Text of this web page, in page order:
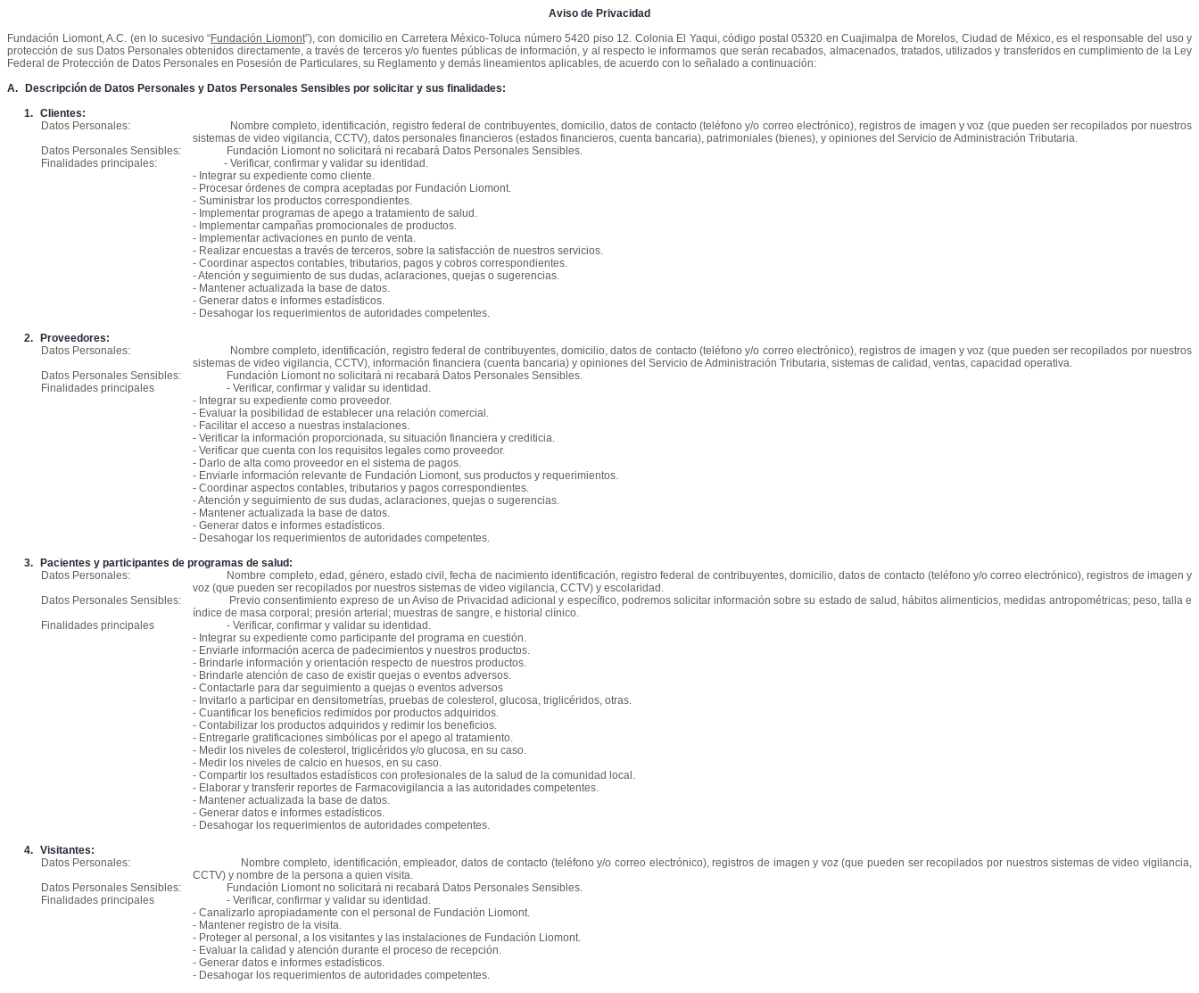
Aviso de Privacidad
Fundación Liomont, A.C. (en lo sucesivo “Fundación Liomont”), con domicilio en Carretera México-Toluca número 5420 piso 12. Colonia El Yaqui, código postal 05320 en Cuajimalpa de Morelos, Ciudad de México, es el responsable del uso y
protección de sus Datos Personales obtenidos directamente, a través de terceros y/o fuentes públicas de información, y al respecto le informamos que serán recabados, almacenados, tratados, utilizados y transferidos en cumplimiento de la Ley
Federal de Protección de Datos Personales en Posesión de Particulares, su Reglamento y demás lineamientos aplicables, de acuerdo con lo señalado a continuación:
A.
Descripción de Datos Personales y Datos Personales Sensibles por solicitar y sus finalidades:
1. Clientes:
Datos Personales:
Nombre completo, identificación, registro federal de contribuyentes, domicilio, datos de contacto (teléfono y/o correo electrónico), registros de imagen y voz (que pueden ser recopilados por nuestros
sistemas de video vigilancia, CCTV), datos personales financieros (estados financieros, cuenta bancaria), patrimoniales (bienes), y opiniones del Servicio de Administración Tributaria.
Datos Personales Sensibles:
Fundación Liomont no solicitará ni recabará Datos Personales Sensibles.
Finalidades principales:
- Verificar, confirmar y validar su identidad.
- Integrar su expediente como cliente.
- Procesar órdenes de compra aceptadas por Fundación Liomont.
- Suministrar los productos correspondientes.
- Implementar programas de apego a tratamiento de salud.
- Implementar campañas promocionales de productos.
- Implementar activaciones en punto de venta.
- Realizar encuestas a través de terceros, sobre la satisfacción de nuestros servicios.
- Coordinar aspectos contables, tributarios, pagos y cobros correspondientes.
- Atención y seguimiento de sus dudas, aclaraciones, quejas o sugerencias.
- Mantener actualizada la base de datos.
- Generar datos e informes estadísticos.
- Desahogar los requerimientos de autoridades competentes.
2.
Proveedores:
Datos Personales:
Nombre completo, identificación, registro federal de contribuyentes, domicilio, datos de contacto (teléfono y/o correo electrónico), registros de imagen y voz (que pueden ser recopilados por nuestros
sistemas de video vigilancia, CCTV), información financiera (cuenta bancaria) y opiniones del Servicio de Administración Tributaria, sistemas de calidad, ventas, capacidad operativa.
Datos Personales Sensibles:
Fundación Liomont no solicitará ni recabará Datos Personales Sensibles.
Finalidades principales
- Verificar, confirmar y validar su identidad.
- Integrar su expediente como proveedor.
- Evaluar la posibilidad de establecer una relación comercial.
- Facilitar el acceso a nuestras instalaciones.
- Verificar la información proporcionada, su situación financiera y crediticia.
- Verificar que cuenta con los requisitos legales como proveedor.
- Darlo de alta como proveedor en el sistema de pagos.
- Enviarle información relevante de Fundación Liomont, sus productos y requerimientos.
- Coordinar aspectos contables, tributarios y pagos correspondientes.
- Atención y seguimiento de sus dudas, aclaraciones, quejas o sugerencias.
- Mantener actualizada la base de datos.
- Generar datos e informes estadísticos.
- Desahogar los requerimientos de autoridades competentes.
3.
Pacientes y participantes de programas de salud:
Datos Personales:
Nombre completo, edad, género, estado civil, fecha de nacimientoidentificación, registro federal de contribuyentes, domicilio, datos de contacto (teléfono y/o correo electrónico), registros de imagen y
voz (que pueden ser recopilados por nuestros sistemas de video vigilancia, CCTV)y escolaridad.
Datos Personales Sensibles:
Previo consentimiento expreso de un Aviso de Privacidad adicional y específico, podremos solicitar información sobre su estado de salud, hábitos alimenticios, medidas antropométricas; peso, talla e
índice de masa corporal; presión arterial; muestras de sangre, e historial clínico.
Finalidades principales
- Verificar, confirmar y validar su identidad.
- Integrar su expediente como participante del programa en cuestión.
- Enviarle información acerca de padecimientos y nuestros productos.
- Brindarle información y orientación respecto de nuestros productos.
- Brindarle atención de caso de existir quejas o eventos adversos.
- Contactarle para dar seguimiento a quejas o eventos adversos
- Invitarlo a participar en densitometrías, pruebas de colesterol, glucosa, triglicéridos, otras.
- Cuantificar los beneficios redimidos por productos adquiridos.
- Contabilizar los productos adquiridos y redimir los beneficios.
- Entregarle gratificaciones simbólicas por el apego al tratamiento.
- Medir los niveles de colesterol, triglicéridos y/o glucosa, en su caso.
- Medir los niveles de calcio en huesos, en su caso.
- Compartir los resultados estadísticos con profesionales de la salud de la comunidad local.
- Elaborar y transferir reportes de Farmacovigilancia a las autoridades competentes.
- Mantener actualizada la base de datos.
- Generar datos e informes estadísticos.
- Desahogar los requerimientos de autoridades competentes.
4. Visitantes:
Datos Personales:
Nombre completo, identificación, empleador, datos de contacto (teléfono y/o correo electrónico), registros de imagen y voz (que pueden ser recopilados por nuestros sistemas de video vigilancia,
CCTV) y nombre de la persona a quien visita.
Datos Personales Sensibles:
Fundación Liomont no solicitará ni recabará Datos Personales Sensibles.
Finalidades principales
- Verificar, confirmar y validar su identidad.
- Canalizarlo apropiadamente con el personal de Fundación Liomont.
- Mantener registro de la visita.
- Proteger al personal, a los visitantes y las instalaciones de Fundación Liomont.
- Evaluar la calidad y atención durante el proceso de recepción.
- Generar datos e informes estadísticos.
- Desahogar los requerimientos de autoridades competentes.